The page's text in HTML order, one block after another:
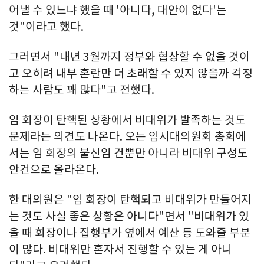
어낼 수 있느냐 했을 때 '아니다, 대안이 없다'는
것"이라고 했다.
그러면서 "내년 3월까지 정부와 협상할 수 없을 것이
고 오히려 내부 혼란만 더 초래할 수 있지 않을까 걱정
하는 사람도 꽤 많다"고 전했다.
임 회장이 탄핵된 상황에서 비대위가 발족하는 것도
문제라는 의견도 나온다. 오는 임시대의원회 총회에
서는 임 회장의 불신임 건뿐만 아니라 비대위 구성도
안건으로 올라온다.
한 대의원은 "임 회장이 탄핵되고 비대위가 만들어지
는 것도 사실 좋은 상황은 아니다"면서 "비대위가 있
을 때 회장이나 집행부가 옆에서 예산 등 도와줄 부분
이 많다. 비대위만 혼자서 진행할 수 있는 게 아니